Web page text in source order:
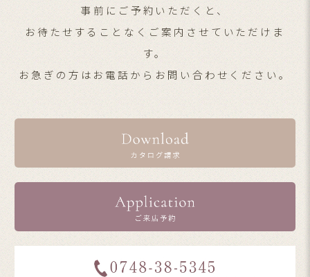
事前にご予約いただくと、
お待たせすることなくご案内させていただけま
す。
お急ぎの方はお電話からお問い合わせください。